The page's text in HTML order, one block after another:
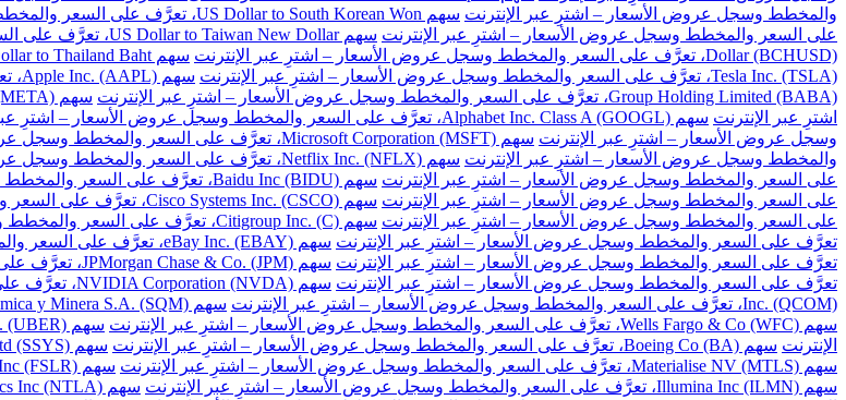
والمخطط وسجل عروض الأسعار – اشترِ عبر الإنترنت سهم US Dollar to South Korean Won، تعرَّف على السعر والمخطط وسجل عروض الأسعار – اشترِ عبر الإنترنت
على السعر والمخطط وسجل عروض الأسعار – اشترِ عبر الإنترنت سهم US Dollar to Taiwan New Dollar، تعرَّف على السعر والمخطط وسجل عروض الأسعار – اشترِ عبر الإنترنت
Dollar (BCHUSD)، تعرَّف على السعر والمخطط وسجل عروض الأسعار – اشترِ عبر الإنترنت
سهم US Dollar to Thailand Baht، تعرَّف على السعر والمخطط وسجل عروض الأسعار – اشترِ عبر الإنترنت
Tesla Inc. (TSLA)، تعرَّف على السعر والمخطط وسجل عروض الأسعار – اشترِ عبر الإنترنت
سهم Apple Inc. (AAPL)، تعرَّف على السعر والمخطط وسجل عروض الأسعار – اشترِ عبر الإنترنت
Group Holding Limited (BABA)، تعرَّف على السعر والمخطط وسجل عروض الأسعار – اشترِ عبر الإنترنت
اشترِ عبر الإنترنت سهم Alphabet Inc. Class A (GOOGL)، تعرَّف على السعر والمخطط وسجل عروض الأسعار – اشترِ عبر الإنترنت
وسجل عروض الأسعار – اشترِ عبر الإنترنت سهم Microsoft Corporation (MSFT)، تعرَّف على السعر والمخطط وسجل عروض الأسعار – اشترِ عبر الإنترنت
والمخطط وسجل عروض الأسعار – اشترِ عبر الإنترنت سهم Netflix Inc. (NFLX)، تعرَّف على السعر والمخطط وسجل عروض الأسعار – اشترِ عبر الإنترنت
على السعر والمخطط وسجل عروض الأسعار – اشترِ عبر الإنترنت سهم Baidu Inc (BIDU)، تعرَّف على السعر والمخطط وسجل عروض الأسعار – اشترِ عبر الإنترنت
على السعر والمخطط وسجل عروض الأسعار – اشترِ عبر الإنترنت سهم Cisco Systems Inc. (CSCO)، تعرَّف على السعر والمخطط وسجل عروض الأسعار – اشترِ عبر الإنترنت
على السعر والمخطط وسجل عروض الأسعار – اشترِ عبر الإنترنت سهم Citigroup Inc. (C)، تعرَّف على السعر والمخطط وسجل عروض الأسعار – اشترِ عبر الإنترنت
تعرَّف على السعر والمخطط وسجل عروض الأسعار – اشترِ عبر الإنترنت سهم eBay Inc. (EBAY)، تعرَّف على السعر والمخطط وسجل عروض الأسعار – اشترِ عبر الإنترنت
تعرَّف على السعر والمخطط وسجل عروض الأسعار – اشترِ عبر الإنترنت سهم JPMorgan Chase & Co. (JPM)، تعرَّف على السعر والمخطط وسجل عروض الأسعار – اشترِ عبر الإنترنت
تعرَّف على السعر والمخطط وسجل عروض الأسعار – اشترِ عبر الإنترنت سهم NVIDIA Corporation (NVDA)، تعرَّف على السعر والمخطط وسجل عروض الأسعار – اشترِ عبر الإنترنت
Inc. (QCOM)، تعرَّف على السعر والمخطط وسجل عروض الأسعار – اشترِ عبر الإنترنت
سهم Sociedad Quimica y Minera S.A. (SQM)، تعرَّف على السعر والمخطط وسجل عروض الأسعار – اشترِ عبر الإنترنت
سهم Wells Fargo & Co (WFC)، تعرَّف على السعر والمخطط وسجل عروض الأسعار – اشترِ عبر الإنترنت
الإنترنت سهم Boeing Co (BA)، تعرَّف على السعر والمخطط وسجل عروض الأسعار – اشترِ عبر الإنترنت
سهم Stratasys Ltd (SSYS)، تعرَّف على السعر والمخطط وسجل عروض الأسعار – اشترِ عبر الإنترنت
سهم Materialise NV (MTLS)، تعرَّف على السعر والمخطط وسجل عروض الأسعار – اشترِ عبر الإنترنت
سهم First Solar Inc (FSLR)، تعرَّف على السعر والمخطط وسجل عروض الأسعار – اشترِ عبر الإنترنت
سهم Illumina Inc (ILMN)، تعرَّف على السعر والمخطط وسجل عروض الأسعار – اشترِ عبر الإنترنت